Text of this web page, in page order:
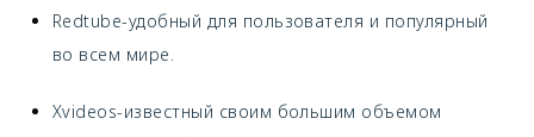
Redtube-удобный для пользователя и популярный
во всем мире.
Xvideos-известный своим большим объемом